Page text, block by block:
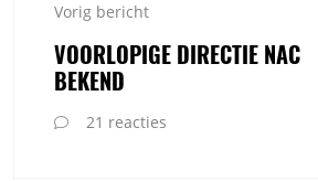
Vorig bericht
VOORLOPIGE DIRECTIE NAC
BEKEND
21 reacties